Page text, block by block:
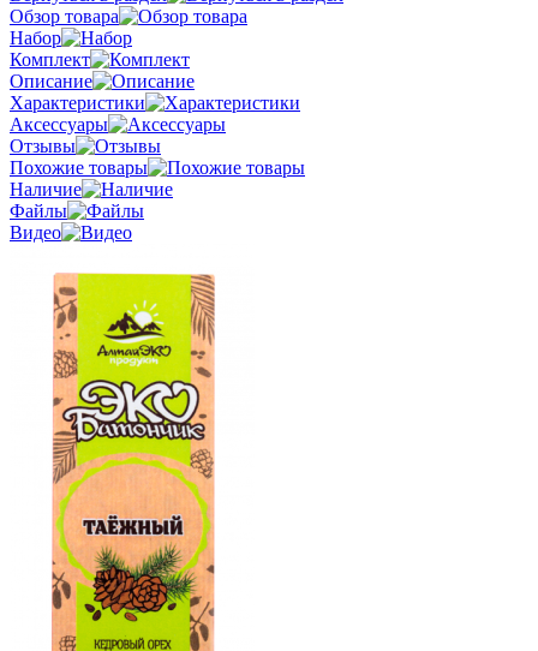
Обзор товара
Набор
Комплект
Описание
Характеристики
Аксессуары
Отзывы
Похожие товары
Наличие
Файлы
Видео